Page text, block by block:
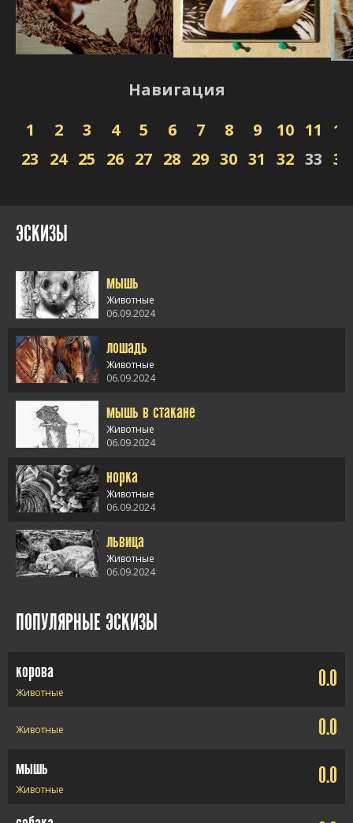
Навигация
1
2 3 4 5 6 7 8 9 10 11
12
23 24 25 26 27 28 29 30 31 32 33 34
ЭСКИЗЫ
мышь
Животные
06.09.2024
alt="мышь" /> лошадь
Животные
06.09.2024
alt="лошадь" /> мышь в стакане
Животные
06.09.2024
alt="мышь в
стакане" />
норка
Животные
06.09.2024
alt="норка" /> львица
Животные
06.09.2024
ПОПУЛЯРНЫЕ ЭСКИЗЫ
корова
Животные
0.0
Животные 0.0
мышь
Животные
0.0